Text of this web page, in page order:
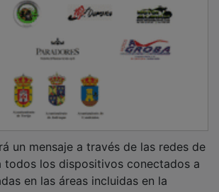
todos los dispositivos conectados a
en las áreas incluidas en la
es comprobar la cobertura del